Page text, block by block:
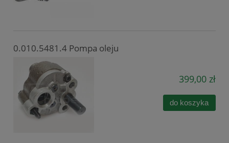
0.010.5481.4 Pompa oleju
399,00 zł
do koszyka